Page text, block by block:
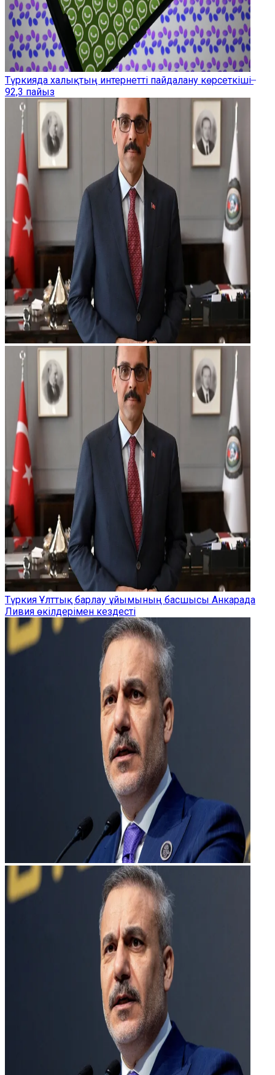
Түркияда халықтың интернетті пайдалану көрсеткіші ̶
92,3 пайыз
Түркия Ұлттық барлау ұйымының басшысы Анкарада
Ливия өкілдерімен кездесті